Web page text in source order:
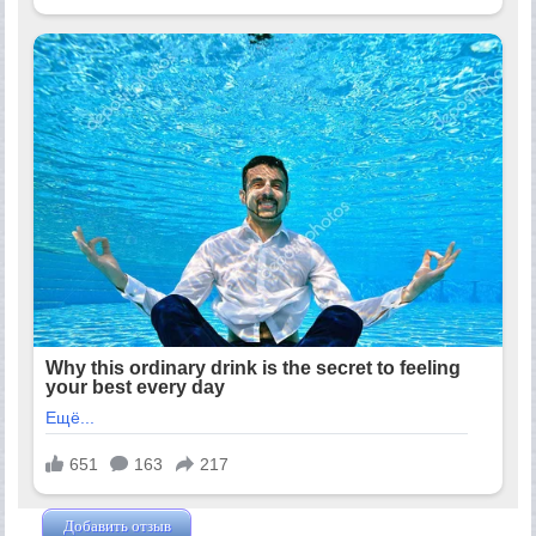
Добавить отзыв